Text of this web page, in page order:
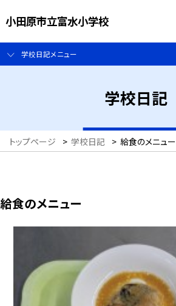
小田原市立富水小学校
学校日記メニュー
学校日記
トップページ > 学校日記 > 給食のメニュー
給食のメニュー